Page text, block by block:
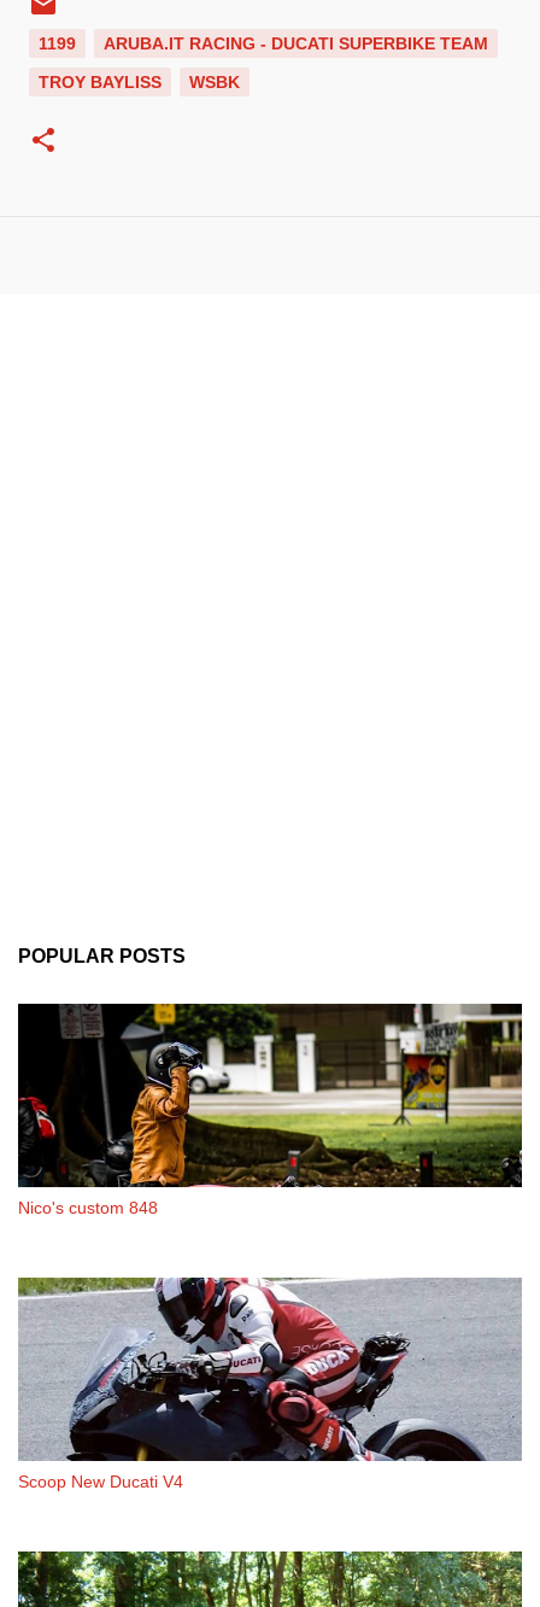
1199
ARUBA.IT RACING - DUCATI SUPERBIKE TEAM
TROY BAYLISS
WSBK
POPULAR POSTS
Nico's custom 848
Scoop New Ducati V4